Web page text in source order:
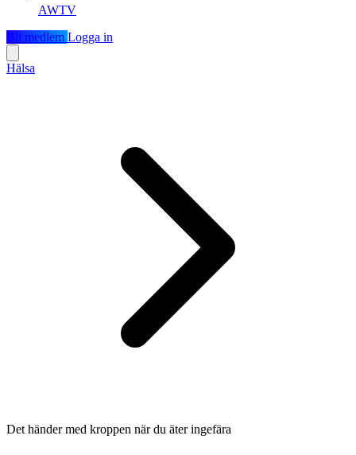
AWTV
Bli medlem Logga in
Hälsa
Det händer med kroppen när du äter ingefära